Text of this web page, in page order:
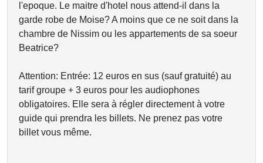
l'epoque. Le maitre d'hotel nous attend-il dans la
garde robe de Moise? A moins que ce ne soit dans la
chambre de Nissim ou les appartements de sa soeur
Beatrice?
Attention: Entrée: 12 euros en sus (sauf gratuité) au
tarif groupe + 3 euros pour les audiophones
obligatoires. Elle sera à régler directement à votre
guide qui prendra les billets. Ne prenez pas votre
billet vous même.